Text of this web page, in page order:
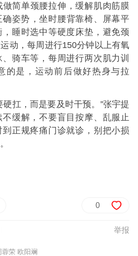
简单颈腰拉伸，缓解肌肉筋膜
姿势‌，坐时腰背靠椅、屏幕平
睡时选中等硬度床垫，避免颈
动‌，每周进行150分钟以上有氧
骑车等，每周进行两次肌力训
的是，运动前后做好热身与拉
扛，而是要及时干预‌。”张宇提
缓解，不要盲目按摩、乱服止
正规疼痛门诊就诊，别把小损
0
举报
荣 欧阳斓